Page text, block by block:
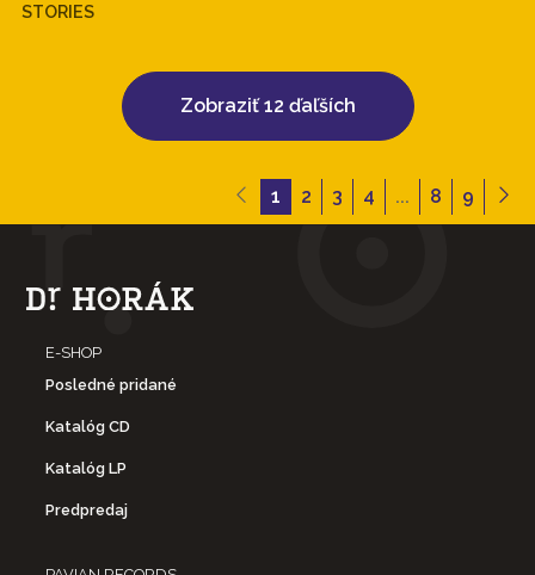
STORIES
Zobraziť 12 ďaľších
1 2 3 4 ... 8 9
E-SHOP
Posledné pridané
Katalóg CD
Katalóg LP
Predpredaj